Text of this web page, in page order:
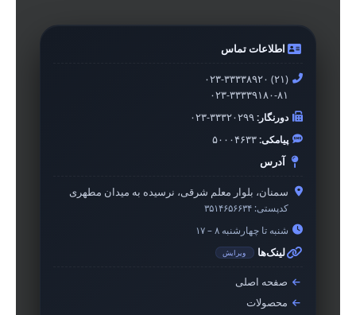
اطلاعات تماس
۰۲۳-۳۳۳۳۸۹۲۰ (۲۱)
۰۲۳-۳۳۳۳۹۱۸۰-۸۱
دورنگار:۰۲۳-۳۳۳۲۰۲۹۹
پیامکی:۵۰۰۰۴۶۳۳
آدرس
سمنان، بلوار معلم شرقی، نرسیده به میدان مطهری
کدپستی: ۳۵۱۴۶۵۶۶۳۴
شنبه تا چهارشنبه ۸ – ۱۷
لینک‌ها ویرایش
صفحه اصلی
محصولات